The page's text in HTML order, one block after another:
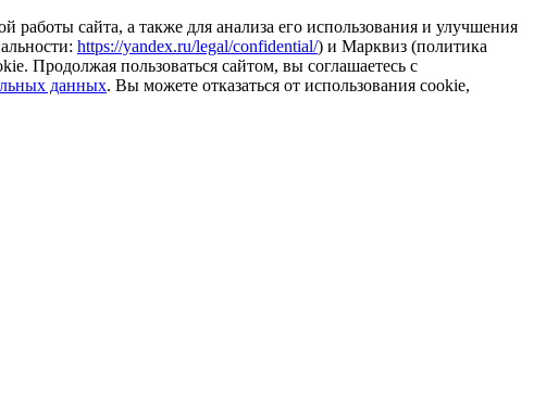
сайта, а также для анализа его использования и улучшения
https://yandex.ru/legal/confidential/) и Марквиз (политика
Продолжая пользоваться сайтом, вы соглашаетесь с
данных. Вы можете отказаться от использования cookie,